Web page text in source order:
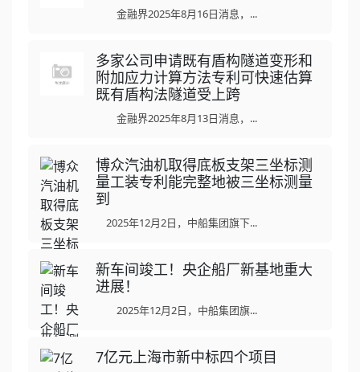
金融界2025年8月16日消息，...
多家公司申请既有盾构隧道变形和
附加应力计算方法专利可快速估算
既有盾构法隧道受上跨
金融界2025年8月13日消息，...
博众汽油机取得底板支架三坐标测
量工装专利能完整地被三坐标测量
到
2025年12月2日，中船集团旗下...
新车间竣工！央企船厂新基地重大
进展！
2025年12月2日，中船集团旗...
7亿元上海市新中标四个项目